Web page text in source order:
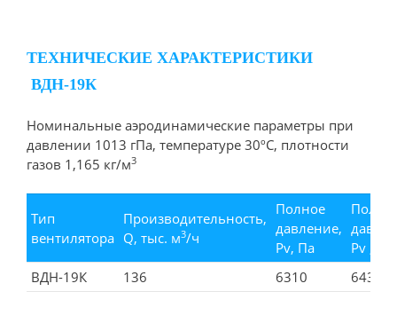
ТЕХНИЧЕСКИЕ ХАРАКТЕРИСТИКИ
ВДН-19К
Номинальные аэродинамические параметры при
давлении 1013 гПа, температуре 30ºС, плотности
газов 1,165 кг/м3
Тип
вентилятора
Производительность,
Q, тыс. м3/ч
Полное
давление,
Pv, Па
Pv ,
ВДН-19К
136 6310 643